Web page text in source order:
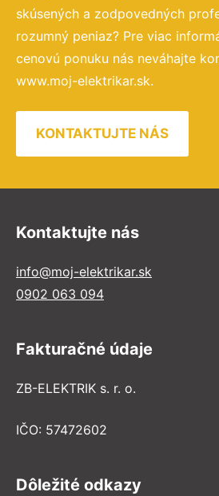
skúsených a zodpovedných
rozumný peniaz? Pre viac
cenovú ponuku nás neváhajte
www.moj-elektrikar.sk.
KONTAKTUJTE NÁS
Kontaktujte nás
info@moj-elektrikar.sk
0902 063 094
Fakturačné údaje
ZB-ELEKTRIK s. r. o.
IČO: 57472602
Dôležité odkazy